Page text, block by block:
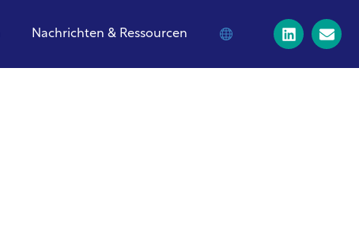
Nachrichten & Ressourcen